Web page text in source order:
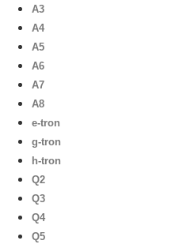
A3
A4
A5
A6
A7
A8
e-tron
g-tron
h-tron
Q2
Q3
Q4
Q5